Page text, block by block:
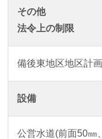
その他
法令上の制限
備後東地区地区計画
設備
公営水道(前面50㎜